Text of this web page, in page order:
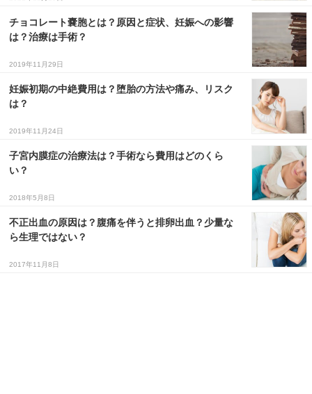
１歳児
チョコレート嚢胞とは？原因と症状、妊娠への影響
は？治療は手術？
2019年11月29日
妊娠初期の中絶費用は？堕胎の方法や痛み、リスク
は？
2019年11月24日
子宮内膜症の治療法は？手術なら費用はどのくら
い？
2018年5月8日
不正出血の原因は？腹痛を伴うと排卵出血？少量な
ら生理ではない？
2017年11月8日